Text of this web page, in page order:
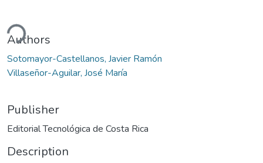
Authors
Sotomayor-Castellanos, Javier Ramón
Villaseñor-Aguilar, José María
Publisher
Editorial Tecnológica de Costa Rica
Description